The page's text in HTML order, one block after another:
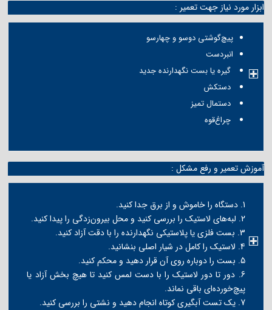
ابزار مورد نیاز جهت تعمیر :
پیچ‌گوشتی دوسو و چهارسو
انبردست
گیره یا بست نگهدارنده جدید
دستکش
دستمال تمیز
چراغ‌قوه
آموزش تعمیر و رفع مشکل :
1. دستگاه را خاموش و از برق جدا کنید.
2. لبه‌های لاستیک را بررسی کنید و محل بیرون‌زدگی را پیدا کنید.
3. بست فلزی یا پلاستیکی نگهدارنده را با دقت آزاد کنید.
4. لاستیک را کامل در شیار اصلی بنشانید.
5. بست را دوباره روی آن قرار دهید و محکم کنید.
6. دور تا دور لاستیک را با دست لمس کنید تا هیچ بخش آزاد یا
پیچ‌خورده‌ای باقی نماند.
7. یک تست آبگیری کوتاه انجام دهید و نشتی را بررسی کنید.